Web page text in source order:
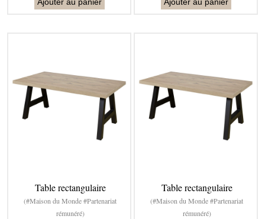
Ajouter au panier Ajouter au panier
Table rectangulaire
(#Maison du Monde #Partenariat
rémunéré)
Table rectangulaire
(#Maison du Monde #Partenariat
rémunéré)